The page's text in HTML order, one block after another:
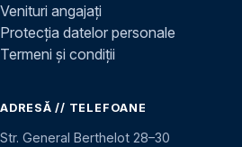
Venituri angajați
Protecția datelor personale
Termeni și condiții
ADRESĂ // TELEFOANE
Str. General Berthelot 28–30